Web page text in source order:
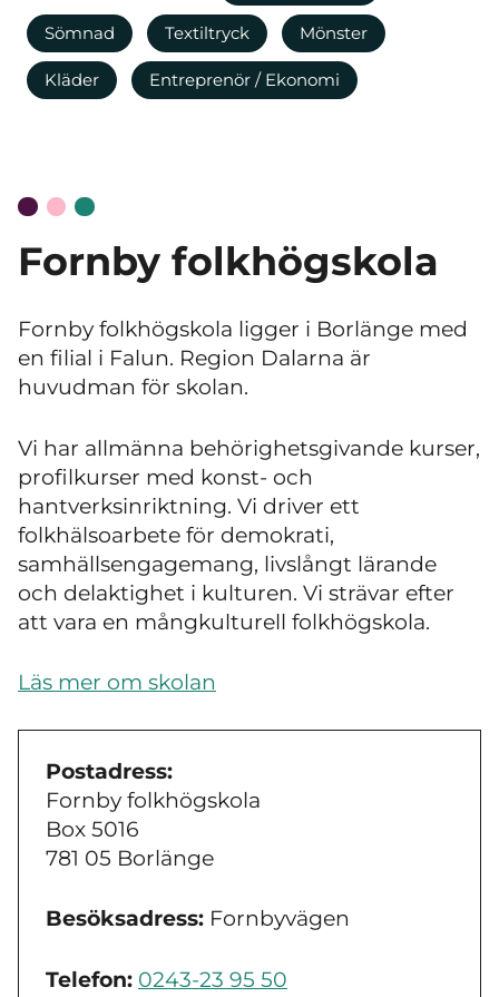
Sömnad Textiltryck Mönster
Kläder Entreprenör / Ekonomi
Fornby folkhögskola
Fornby folkhögskola ligger i Borlänge med
en filial i Falun. Region Dalarna är
huvudman för skolan.
Vi har allmänna behörighetsgivande kurser,
profilkurser med konst- och
hantverksinriktning. Vi driver ett
folkhälsoarbete för demokrati,
samhällsengagemang, livslångt lärande
och delaktighet i kulturen. Vi strävar efter
att vara en mångkulturell folkhögskola.
Läs mer om skolan
Postadress:
Fornby folkhögskola
Box 5016
781 05 Borlänge
Besöksadress: Fornbyvägen
Telefon: 0243-23 95 50